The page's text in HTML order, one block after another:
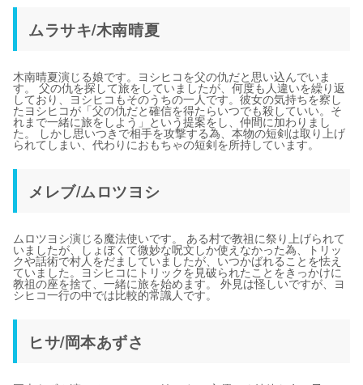
ムラサキ/木南晴夏
木南晴夏演じる娘です。ヨシヒコを父の仇だと思い込んでいま
す。 父の仇を探して旅をしていましたが、何度も人違いを繰り返
しており、ヨシヒコもそのうちの一人です。彼女の気持ちを察し
たヨシヒコが「父の仇だと確信を得たらいつでも殺していい。そ
れまで一緒に旅をしよう」という提案をし、仲間に加わりまし
た。 しかし思いつきで相手を攻撃する為、本物の短剣は取り上げ
られてしまい、代わりにおもちゃの短剣を所持しています。
メレブ/ムロツヨシ
ムロツヨシ演じる魔法使いです。 ある村で教祖に祭り上げられて
いましたが、しょぼくて微妙な呪文しか使えなかった為、トリッ
クや話術で村人をだましていましたが、いつかばれることを怯え
ていました。ヨシヒコにトリックを見破られたことをきっかけに
教祖の座を捨て、一緒に旅を始めます。 外見は怪しいですが、ヨ
シヒコ一行の中では比較的常識人です。
ヒサ/岡本あずさ